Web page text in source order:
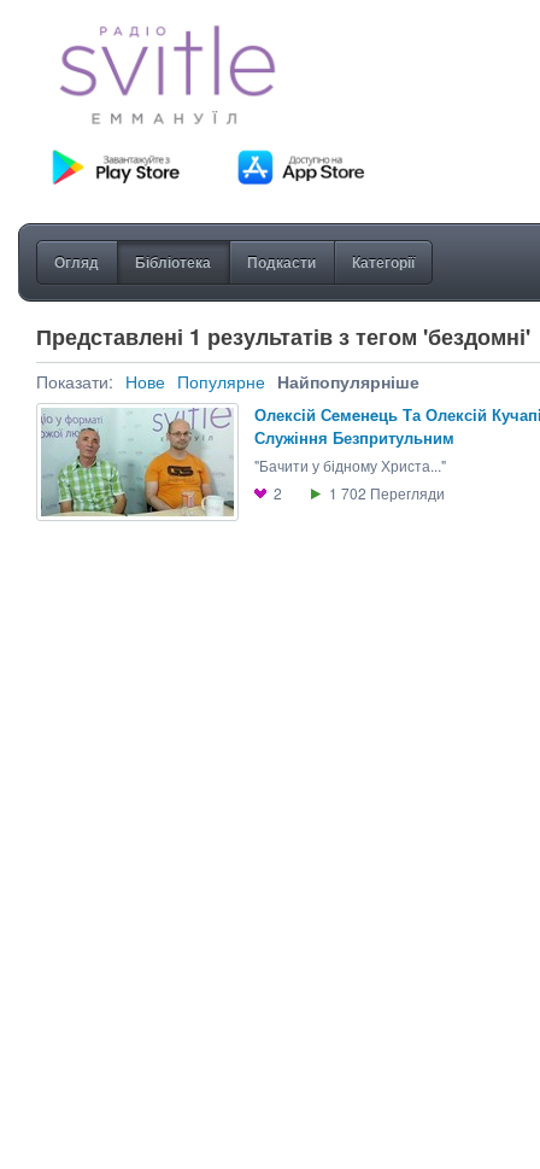
Огляд Бібліотека Подкасти Категорії
Представлені 1 результатів з тегом 'бездомні'
Показати: Нове Популярне Найпопулярніше
Олексiй Сeмeнeць Та Олексiй
Служіння Безпритульним
"Бачити у бідному Христа..."
2
1 702 Перегляди